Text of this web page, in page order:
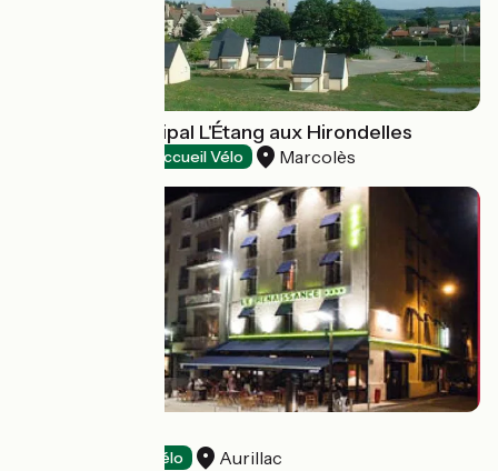
Camping municipal L'Étang aux Hirondelles
Accueil Vélo Marcolès
Accueil Vélo Aurillac